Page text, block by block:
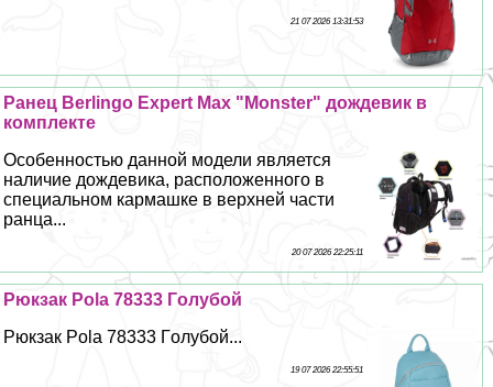
21 07 2026 13:31:53
Ранец Berlingo Expert Max "Monster" дождевик в
комплекте
Особенностью данной модели является
наличие дождевика, расположенного в
специальном кармашке в верхней части
ранца...
20 07 2026 22:25:11
Рюкзак Pola 78333 Гoлyбой
Рюкзак Pola 78333 Гoлyбой...
19 07 2026 22:55:51